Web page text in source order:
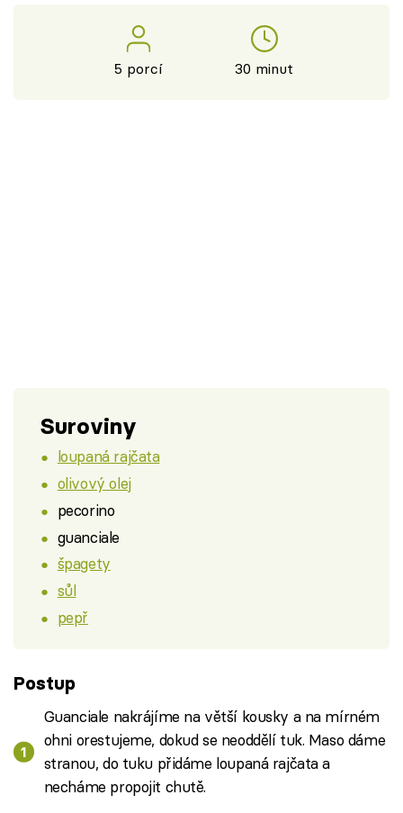
5 porcí 30 minut
Suroviny
loupaná rajčata
olivový olej
pecorino
guanciale
špagety
sůl
pepř
Postup
Guanciale nakrájíme na větší kousky a na mírném
ohni orestujeme, dokud se neoddělí tuk. Maso dáme
stranou, do tuku přidáme loupaná rajčata a
necháme propojit chutě.